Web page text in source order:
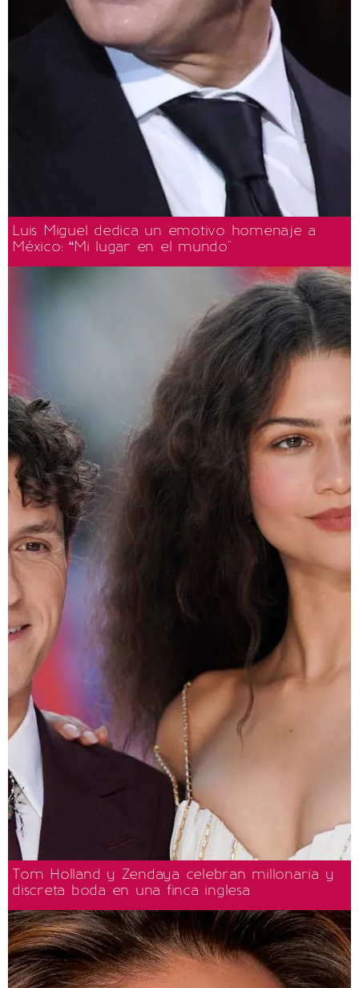
Luis Miguel dedica un emotivo homenaje a
México: “Mi lugar en el mundo"
Tom Holland y Zendaya celebran millonaria y
discreta boda en una finca inglesa